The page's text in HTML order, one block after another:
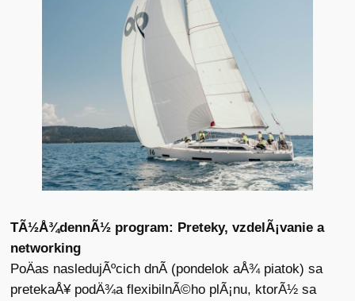
TÃ½Å¾dennÃ½ program: Preteky, vzdelÃ¡vanie a
networking
PoÄas nasledujÃºcich dnÃ­ (pondelok aÅ¾ piatok) sa
pretekaÅ¥ podÄ¾a flexibilnÃ©ho plÃ¡nu, ktorÃ½ sa